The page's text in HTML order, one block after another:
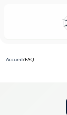
Accueil/FAQ